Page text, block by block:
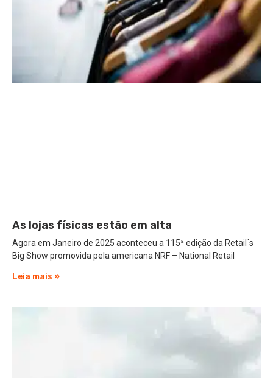
As lojas físicas estão em alta
Agora em Janeiro de 2025 aconteceu a 115ª edição da Retail´s
Big Show promovida pela americana NRF – National Retail
Leia mais »